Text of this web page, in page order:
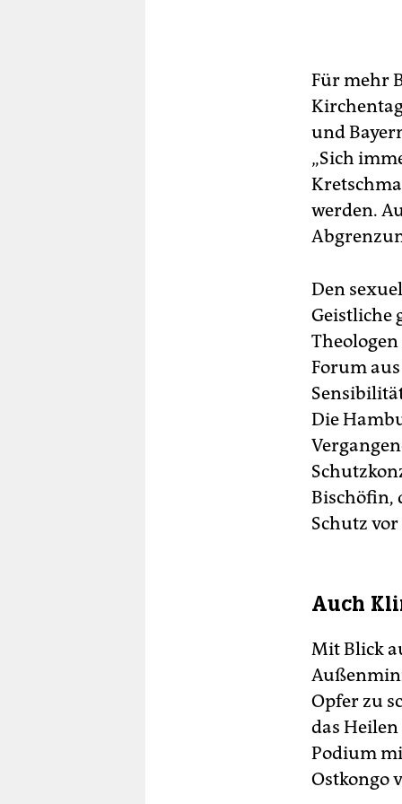
Für mehr
und
„Sich
werden.
Den
Geistliche
Forum
Die
Bischöfin,
Schutz
Auch
Mit Blick
Opfer zu
das
Podium
Ostkongo